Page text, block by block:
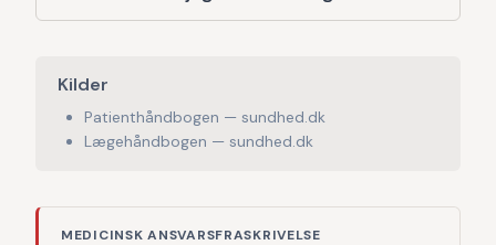
Kilder
Patienthåndbogen — sundhed.dk
Lægehåndbogen — sundhed.dk
MEDICINSK ANSVARSFRASKRIVELSE